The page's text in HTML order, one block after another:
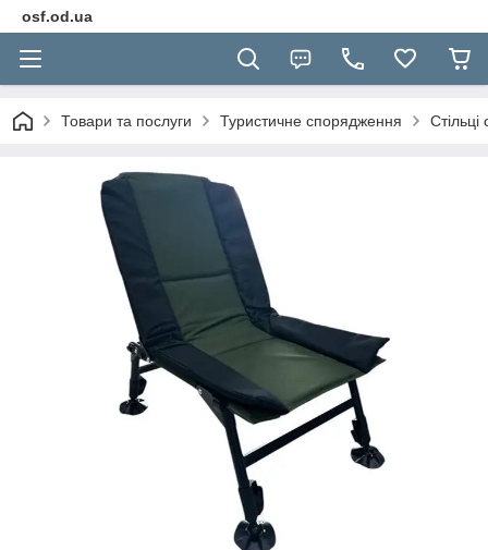
osf.od.ua
Товари та послуги Туристичне спорядження